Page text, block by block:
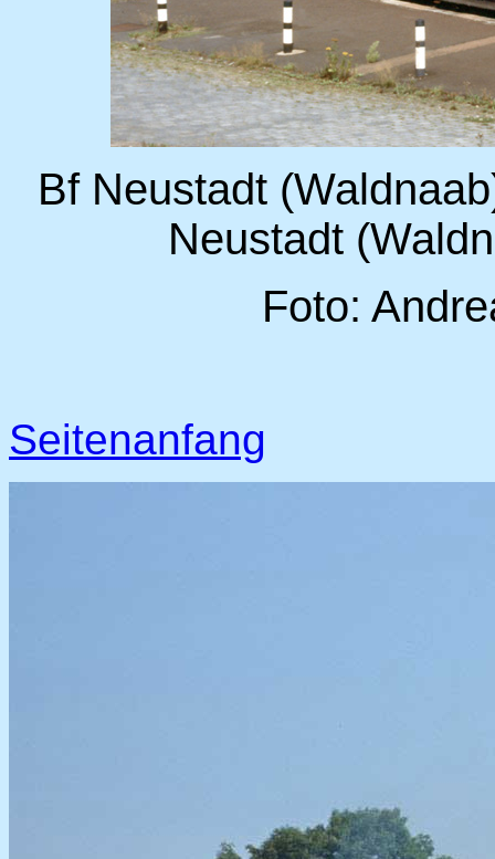
Bf Neustadt
Neustadt
Foto:
Seitenanfang